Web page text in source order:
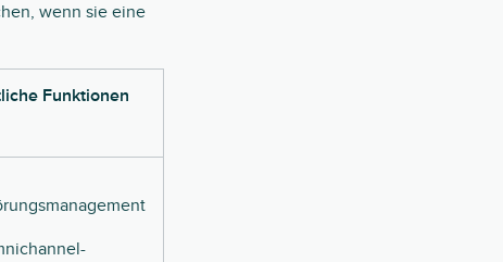
wenn sie eine
Funktionen